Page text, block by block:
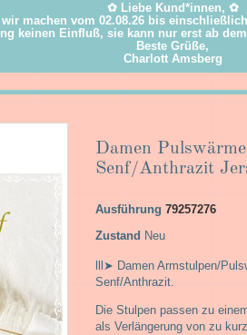
✿ Liebe Kund*innen, ✿
wir machen vom 02.08.26 bis
keinen Einfluß, sie kann nur erst ab
Beste Grüße,
Charlott Amsberg
Damen
Senf/Anthrazit
Ausführung 79257276
Zustand Neu
lll➤ Damen Armstulpen/
Senf/Anthrazit.
Die Stulpen passen zu
als Verlängerung von zu